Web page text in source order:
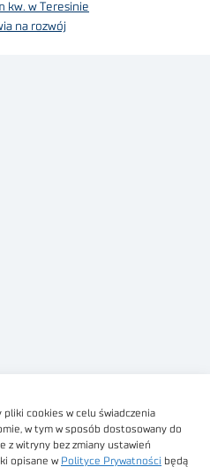
cookies w celu świadczenia
w tym w sposób dostosowany do
z witryny bez zmiany ustawień
opisane w Polityce Prywatności będą
kw. w Teresinie
na rozwój